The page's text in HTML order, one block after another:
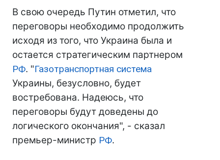
В свою очередь Путин отметил, что
переговоры необходимо продолжить
исходя из того, что Украина была и
остается стратегическим партнером
РФ. "Газотранспортная система
Украины, безусловно, будет
востребована. Надеюсь, что
переговоры будут доведены до
логического окончания", - сказал
премьер-министр РФ.